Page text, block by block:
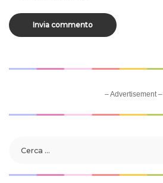
– Advertisement –